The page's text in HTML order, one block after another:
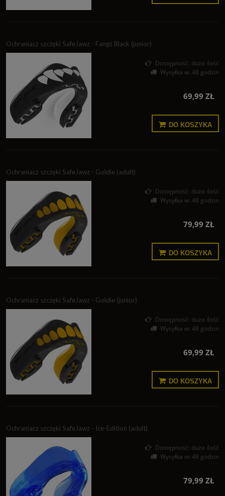
Ochraniacz szczęki SafeJawz - Fangz Black (junior)
Dostępność: duża ilość
Wysyłka w: 48 godzin
69,99 ZŁ
DO KOSZYKA
Ochraniacz szczęki SafeJawz - Goldie (adult)
Dostępność: duża ilość
Wysyłka w: 48 godzin
79,99 ZŁ
DO KOSZYKA
Ochraniacz szczęki SafeJawz - Goldie (junior)
Dostępność: duża ilość
Wysyłka w: 48 godzin
69,99 ZŁ
DO KOSZYKA
Ochraniacz szczęki SafeJawz - Ice-Edition (adult)
Dostępność: duża ilość
Wysyłka w: 48 godzin
79,99 ZŁ